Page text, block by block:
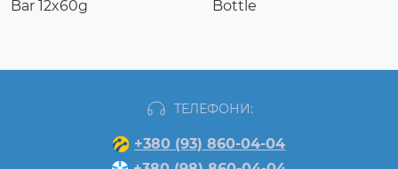
Bar 12x60g
Bottle
ТЕЛЕФОНИ:
+380 (93) 860-04-04